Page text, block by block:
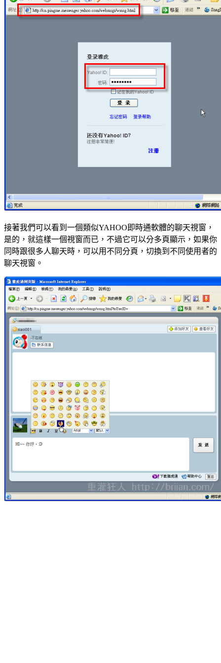
接著我們可以看到一個類似YAHOO即時通軟體的聊天視窗，
是的，就這樣一個視窗而已，不過它可以分多頁顯示，如果你
同時跟很多人聊天時，可以用不同分頁，切換到不同使用者的
聊天視窗。